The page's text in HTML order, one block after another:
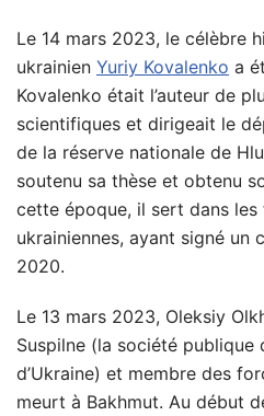
Le 14 mars 2023, le célèbre
ukrainien Yuriy Kovalenko a
Kovalenko était l’auteur de
scientifiques et dirigeait le
de la réserve nationale de
soutenu sa thèse et obtenu
cette époque, il sert dans les
ukrainiennes, ayant signé un
2020.
Le 13 mars 2023, Oleksiy
Suspilne (la société
d’Ukraine) et membre des
meurt à Bakhmut. Au début